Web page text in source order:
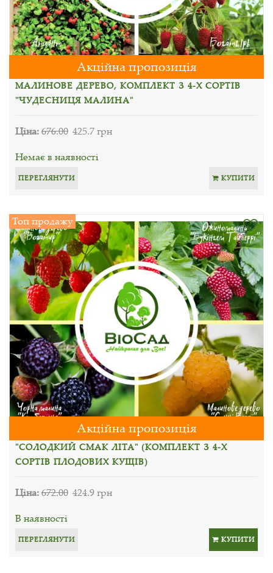
Акційна пропозиція
МАЛИНОВЕ ДЕРЕВО, КОМПЛЕКТ З 4-Х СОРТІВ
"ЧУДЕСНИЦЯ МАЛИНА"
Ціна:676.00 425.7 грн
Немає в наявності
ПЕРЕГЛЯНУТИ КУПИТИ
Топ продажу
Акційна пропозиція
"СОЛОДКИЙ СМАК ЛІТА" (КОМПЛЕКТ З 4-Х
СОРТІВ ПЛОДОВИХ КУЩІВ)
Ціна:672.00 424.9 грн
В наявності
ПЕРЕГЛЯНУТИ КУПИТИ